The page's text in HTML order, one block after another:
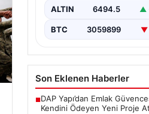
ALTIN 6494.5 ▲
BTC 3059899 ▼
Son Eklenen Haberler
■DAP Yapı’dan Emlak
Kendini Ödeyen Yeni Proje